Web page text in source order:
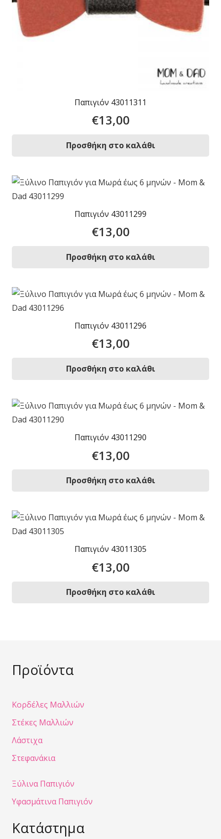
Παπιγιόν 43011311
€13,00
Προσθήκη στο καλάθι
Παπιγιόν 43011299
€13,00
Προσθήκη στο καλάθι
Παπιγιόν 43011296
€13,00
Προσθήκη στο καλάθι
Παπιγιόν 43011290
€13,00
Προσθήκη στο καλάθι
Παπιγιόν 43011305
€13,00
Προσθήκη στο καλάθι
Προϊόντα
Κορδέλες Μαλλιών
Στέκες Μαλλιών
Λάστιχα
Στεφανάκια
Ξύλινα Παπιγιόν
Υφασμάτινα Παπιγιόν
Κατάστημα